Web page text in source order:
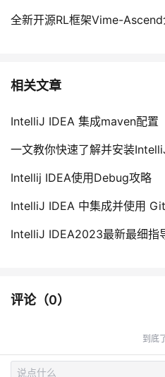
全新开源RL框架Vime-
相关文章
IntelliJ IDEA 集成maven配置
一文教你快速了解并安装
Intellij IDEA使用Debug攻略
IntelliJ IDEA 中集成并使用
IntelliJ IDEA2023最新最细指
评论（0）
到底